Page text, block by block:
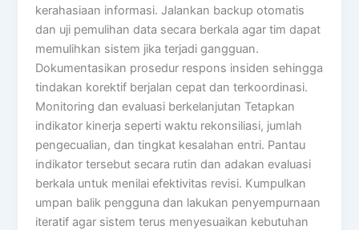
kerahasiaan informasi. Jalankan backup otomatis
dan uji pemulihan data secara berkala agar tim dapat
memulihkan sistem jika terjadi gangguan.
Dokumentasikan prosedur respons insiden sehingga
tindakan korektif berjalan cepat dan terkoordinasi.
Monitoring dan evaluasi berkelanjutan Tetapkan
indikator kinerja seperti waktu rekonsiliasi, jumlah
pengecualian, dan tingkat kesalahan entri. Pantau
indikator tersebut secara rutin dan adakan evaluasi
berkala untuk menilai efektivitas revisi. Kumpulkan
umpan balik pengguna dan lakukan penyempurnaan
iteratif agar sistem terus menyesuaikan kebutuhan